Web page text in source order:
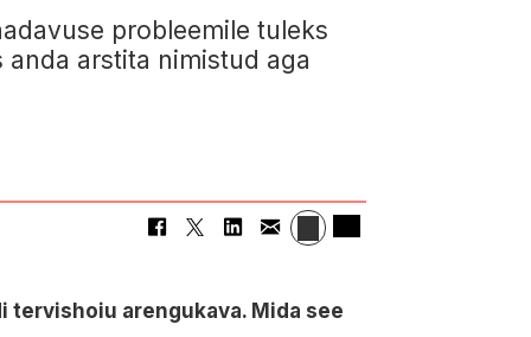
probleemile tuleks
arstita nimistud aga
arengukava. Mida see